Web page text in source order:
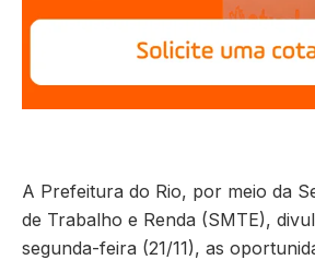
A Prefeitura do Rio, por meio da
de Trabalho e Renda (SMTE),
segunda-feira (21/11), as